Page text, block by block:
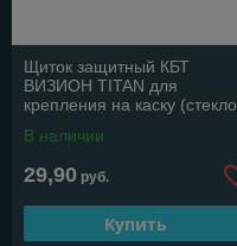
Щиток защитный КБТ
ВИЗИОН TITAN для
крепления на каску (стекло
В наличии
29,90 руб.
Купить